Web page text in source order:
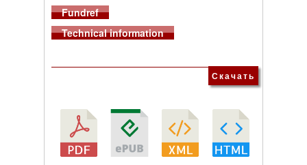
Fundref
Technical information
Скачать